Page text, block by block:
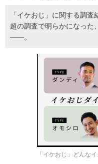
「イケおじ」に関する調
超の調査で明らかになった
――。
「イケおじ」どんな